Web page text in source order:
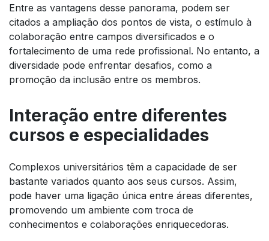
Entre as vantagens desse panorama, podem ser
citados a ampliação dos pontos de vista, o estímulo à
colaboração entre campos diversificados e o
fortalecimento de uma rede profissional. No entanto, a
diversidade pode enfrentar desafios, como a
promoção da inclusão entre os membros.
Interação entre diferentes
cursos e especialidades
Complexos universitários têm a capacidade de ser
bastante variados quanto aos seus cursos. Assim,
pode haver uma ligação única entre áreas diferentes,
promovendo um ambiente com troca de
conhecimentos e colaborações enriquecedoras.